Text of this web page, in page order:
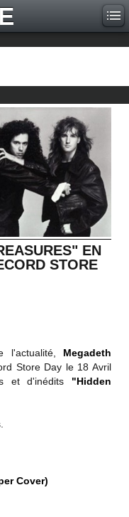
EN
STORE
l'actualité, Megadeth
Store Day le 18 Avril
et d'inédits "Hidden
Cover)